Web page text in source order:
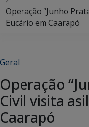
Operação “Junho
Eucário em Caarapó
Geral
Operação
Civil visita
Caarapó